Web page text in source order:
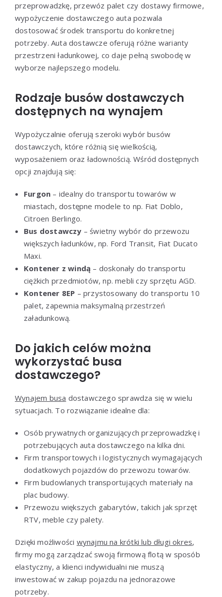
przeprowadzkę, przewóz palet czy dostawy firmowe,
wypożyczenie dostawczego auta pozwala
dostosować środek transportu do konkretnej
potrzeby. Auta dostawcze oferują różne warianty
przestrzeni ładunkowej, co daje pełną swobodę w
wyborze najlepszego modelu.
Rodzaje busów dostawczych
dostępnych na wynajem
Wypożyczalnie oferują szeroki wybór busów
dostawczych, które różnią się wielkością,
wyposażeniem oraz ładownością. Wśród dostępnych
opcji znajdują się:
Furgon – idealny do transportu towarów w
miastach, dostępne modele to np. Fiat Doblo,
Citroen Berlingo.
Bus dostawczy – świetny wybór do przewozu
większych ładunków, np. Ford Transit, Fiat Ducato
Maxi.
Kontener z windą – doskonały do transportu
ciężkich przedmiotów, np. mebli czy sprzętu AGD.
Kontener 8EP – przystosowany do transportu 10
palet, zapewnia maksymalną przestrzeń
załadunkową.
Do jakich celów można
wykorzystać busa
dostawczego?
Wynajem busa dostawczego sprawdza się w wielu
sytuacjach. To rozwiązanie idealne dla:
Osób prywatnych organizujących przeprowadzkę i
potrzebujących auta dostawczego na kilka dni.
Firm transportowych i logistycznych wymagających
dodatkowych pojazdów do przewozu towarów.
Firm budowlanych transportujących materiały na
plac budowy.
Przewozu większych gabarytów, takich jak sprzęt
RTV, meble czy palety.
Dzięki możliwości wynajmu na krótki lub długi okres,
firmy mogą zarządzać swoją firmową flotą w sposób
elastyczny, a klienci indywidualni nie muszą
inwestować w zakup pojazdu na jednorazowe
potrzeby.